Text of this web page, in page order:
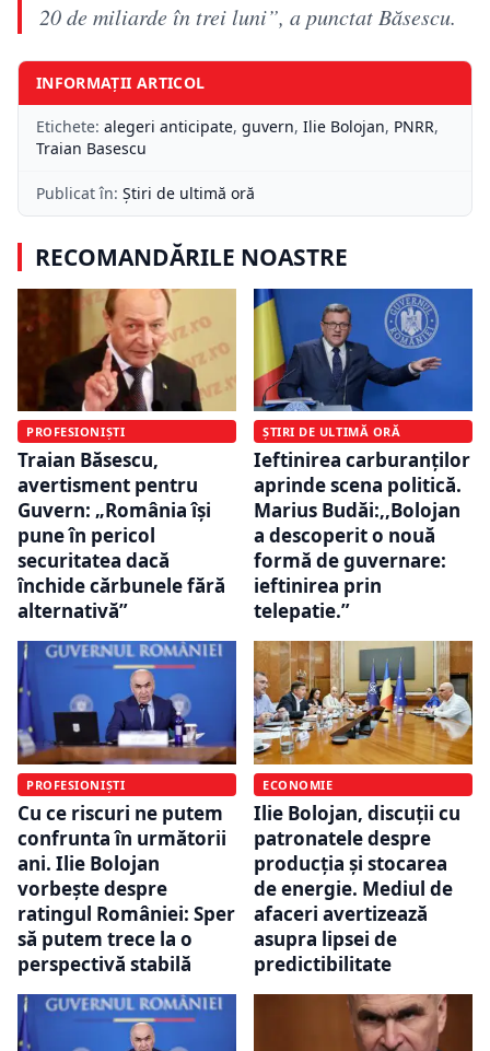
20 de miliarde în trei luni”, a punctat Băsescu.
INFORMAȚII ARTICOL
Etichete: alegeri anticipate, guvern, Ilie Bolojan, PNRR,
Traian Basescu
Publicat în: Știri de ultimă oră
RECOMANDĂRILE NOASTRE
PROFESIONIȘTI
Traian Băsescu,
avertisment pentru
Guvern: „România își
pune în pericol
securitatea dacă
închide cărbunele fără
alternativă”
ȘTIRI DE ULTIMĂ ORĂ
Ieftinirea carburanților
aprinde scena politică.
Marius Budăi:,,Bolojan
a descoperit o nouă
formă de guvernare:
ieftinirea prin
telepatie.”
PROFESIONIȘTI
Cu ce riscuri ne putem
confrunta în următorii
ani. Ilie Bolojan
vorbește despre
ratingul României: Sper
să putem trece la o
perspectivă stabilă
ECONOMIE
Ilie Bolojan, discuții cu
patronatele despre
producția și stocarea
de energie. Mediul de
afaceri avertizează
asupra lipsei de
predictibilitate